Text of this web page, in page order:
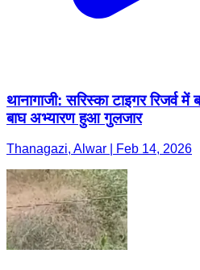
थानागाजी: सरिस्का टाइगर रिजर्व
बाघ अभ्यारण हुआ गुलजार
Thanagazi, Alwar | Feb 14, 2026